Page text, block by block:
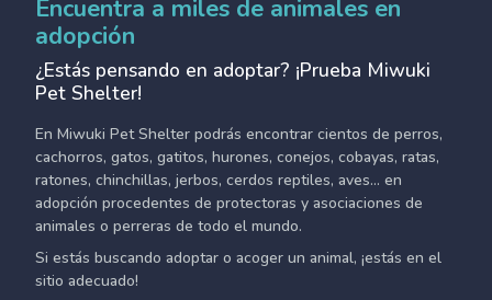
Encuentra a miles de animales en
adopción
¿Estás pensando en adoptar? ¡Prueba Miwuki
Pet Shelter!
En Miwuki Pet Shelter podrás encontrar cientos de perros,
cachorros, gatos, gatitos, hurones, conejos, cobayas, ratas,
ratones, chinchillas, jerbos, cerdos reptiles, aves... en
adopción procedentes de protectoras y asociaciones de
animales o perreras de todo el mundo.
Si estás buscando adoptar o acoger un animal, ¡estás en el
sitio adecuado!